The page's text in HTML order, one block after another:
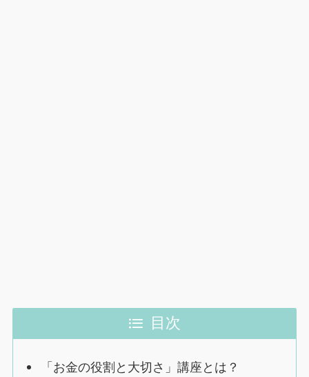
目次
「お金の役割と大切さ」講座とは？